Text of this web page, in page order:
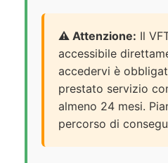
⚠️ Attenzione: Il
accessibile
accedervi è
prestato servizio
almeno 24 mesi.
percorso di